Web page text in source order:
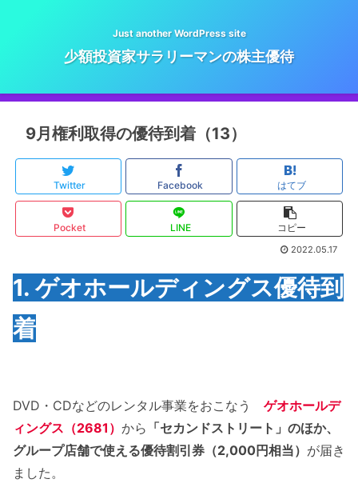
Just another WordPress site
少額投資家サラリーマンの株主優待
9月権利取得の優待到着（13）
Twitter Facebook はてブ
Pocket LINE コピー
2022.05.17
1. ゲオホールディングス優待到
着
DVD・CDなどのレンタル事業をおこなう ゲオホールデ
ィングス（2681） から 「セカンドストリート」のほか、
グループ店舗で使える優待割引券（2,000円相当） が届き
ました。